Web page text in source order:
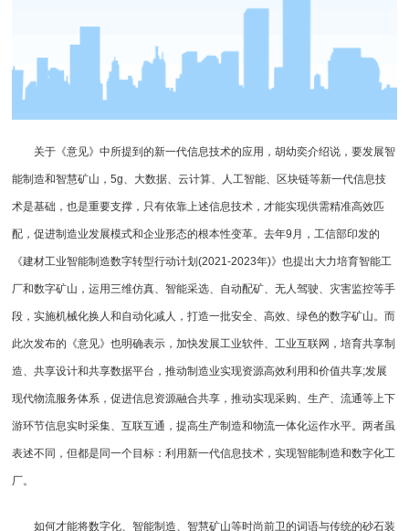
关于《意见》中所提到的新一代信息技术的应用，胡幼奕介绍说，要发展智
能制造和智慧矿山，5g、大数据、云计算、人工智能、区块链等新一代信息技
术是基础，也是重要支撑，只有依靠上述信息技术，才能实现供需精准高效匹
配，促进制造业发展模式和企业形态的根本性变革。去年9月，工信部印发的
《建材工业智能制造数字转型行动计划(2021-2023年)》也提出大力培育智能工
厂和数字矿山，运用三维仿真、智能采选、自动配矿、无人驾驶、灾害监控等手
段，实施机械化换人和自动化减人，打造一批安全、高效、绿色的数字矿山。而
此次发布的《意见》也明确表示，加快发展工业软件、工业互联网，培育共享制
造、共享设计和共享数据平台，推动制造业实现资源高效利用和价值共享;发展
现代物流服务体系，促进信息资源融合共享，推动实现采购、生产、流通等上下
游环节信息实时采集、互联互通，提高生产制造和物流一体化运作水平。两者虽
表述不同，但都是同一个目标：利用新一代信息技术，实现智能制造和数字化工
厂。
如何才能将数字化、智能制造、智慧矿山等时尚前卫的词语与传统的砂石装